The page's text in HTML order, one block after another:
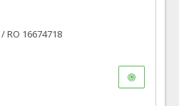
/ RO 16674718